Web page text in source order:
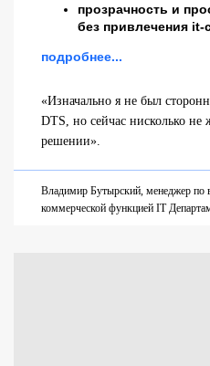
прозрачность и
без привлечения it-
подробнее...
«Изначально я не был
DTS, но сейчас нисколько
решении».
Владимир Бутырский, менеджер по
коммерческой функцией IT